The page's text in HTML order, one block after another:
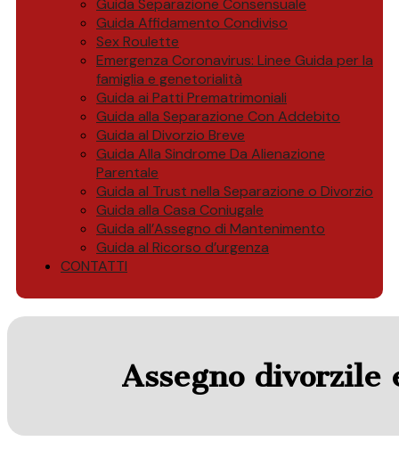
Guida Separazione Consensuale
Guida Affidamento Condiviso
Sex Roulette
Emergenza Coronavirus: Linee Guida per la
famiglia e genetorialità
Guida ai Patti Prematrimoniali
Guida alla Separazione Con Addebito
Guida al Divorzio Breve
Guida Alla Sindrome Da Alienazione
Parentale
Guida al Trust nella Separazione o Divorzio
Guida alla Casa Coniugale
Guida all’Assegno di Mantenimento
Guida al Ricorso d’urgenza
CONTATTI
Assegno